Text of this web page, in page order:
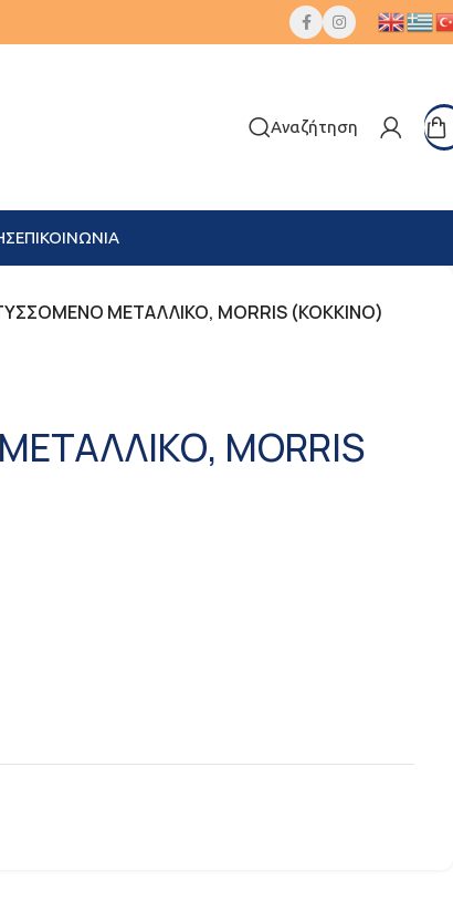
Αναζήτηση
ΕΠΙΚΟΙΝΩΝΙΑ
ΜΕΤΑΛΛΙΚΟ, MORRIS (ΚΟΚΚΙΝΟ)
MORRIS